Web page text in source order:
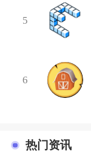
5
6
热门资讯